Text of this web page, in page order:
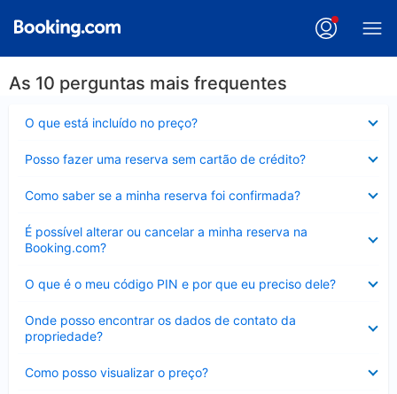
As 10 perguntas mais frequentes
O que está incluído no preço?
Posso fazer uma reserva sem cartão de crédito?
Como saber se a minha reserva foi confirmada?
É possível alterar ou cancelar a minha reserva na
Booking.com?
Contraído
O que é o meu código PIN e por que eu preciso dele?
Onde posso encontrar os dados de contato da
propriedade?
Como posso visualizar o preço?